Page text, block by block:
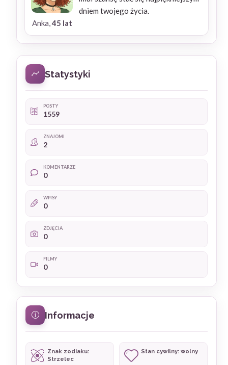
Anka,45 lat
dniem twojego życia.
Statystyki
POSTY
1559
ZNAJOMI
2
KOMENTARZE
0
WPISY
0
ZDJĘCIA
0
FILMY
0
Informacje
Znak zodiaku:
Strzelec
Stan cywilny: wolny